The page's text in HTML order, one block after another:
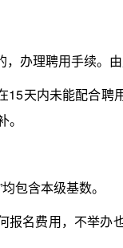
理聘用手续。由
天内未能配合聘
包含本级基数。
名费用，不举办